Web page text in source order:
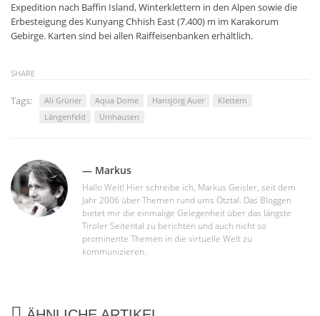
Expedition nach Baffin Island, Winterklettern in den Alpen sowie die
Erbesteigung des Kunyang Chhish East (7.400) m im Karakorum
Gebirge. Karten sind bei allen Raiffeisenbanken erhältlich.
SHARE
Tags: Ali Grüner Aqua Dome Hansjörg Auer
Klettern
Längenfeld
Umhausen
— Markus
Hallo Welt! Hier schreibe ich, Markus Geisler, seit dem
Jahr 2006 über Themen rund ums Ötztal. Das Bloggen
bietet mir die einmalige Gelegenheit über das längste
Tiroler Seitental zu berichten und auch nicht so
prominente Themen in die virtuelle Welt zu
kommunizieren.